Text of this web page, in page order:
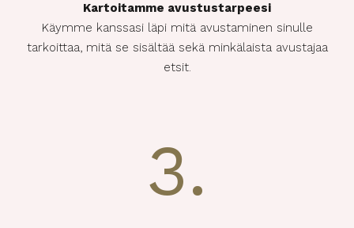
Kartoitamme avustustarpeesi
Käymme kanssasi läpi mitä avustaminen sinulle
tarkoittaa, mitä se sisältää sekä minkälaista avustajaa
etsit.
3.